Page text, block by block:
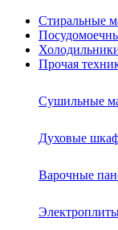
Стиральные
Прочая
Сушильные
Духовые
Варочные